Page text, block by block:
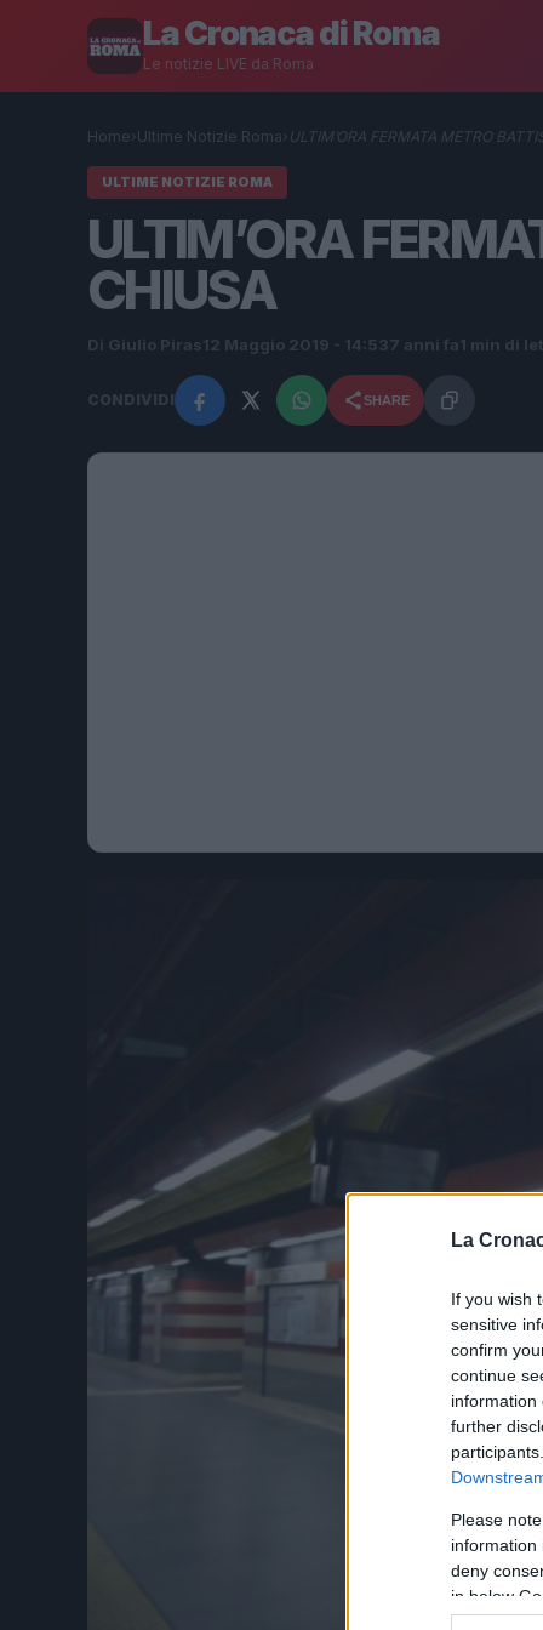
La
If you wish
sensitive
confirm
continue
information
further
Please
information
deny
in below
La Cronaca di Roma
Le notizie LIVE da Roma
Home› Ultime Notizie Roma› ULTIM’ORA FERMATA METRO
ULTIME NOTIZIE ROMA
ULTIM’ORA
CHIUSA
Di Giulio Piras 12 Maggio 2019 - 14:537 anni fa 1 min di
CONDIVIDI SHARE